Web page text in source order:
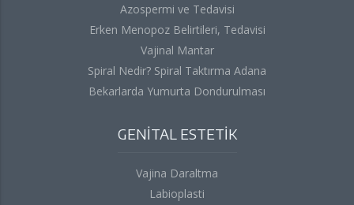
Azospermi ve Tedavisi
Erken Menopoz Belirtileri, Tedavisi
Vajinal Mantar
Spiral Nedir? Spiral Taktırma Adana
Bekarlarda Yumurta Dondurulması
GENİTAL ESTETİK
Vajina Daraltma
Labioplasti